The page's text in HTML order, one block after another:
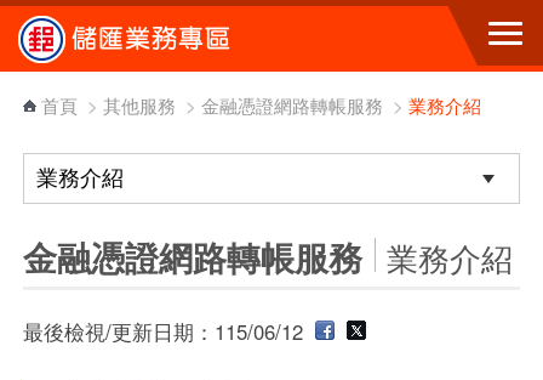
跳到主要內容區塊
首頁 > 其他服務 > 金融憑證網路轉帳服務 > 業務介紹
金融憑證網路轉帳服務 業務介紹
最後檢視/更新日期：115/06/12